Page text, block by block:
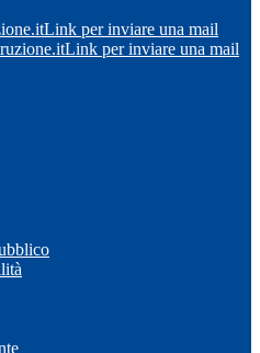
Link per inviare una mail
Link per inviare una mail